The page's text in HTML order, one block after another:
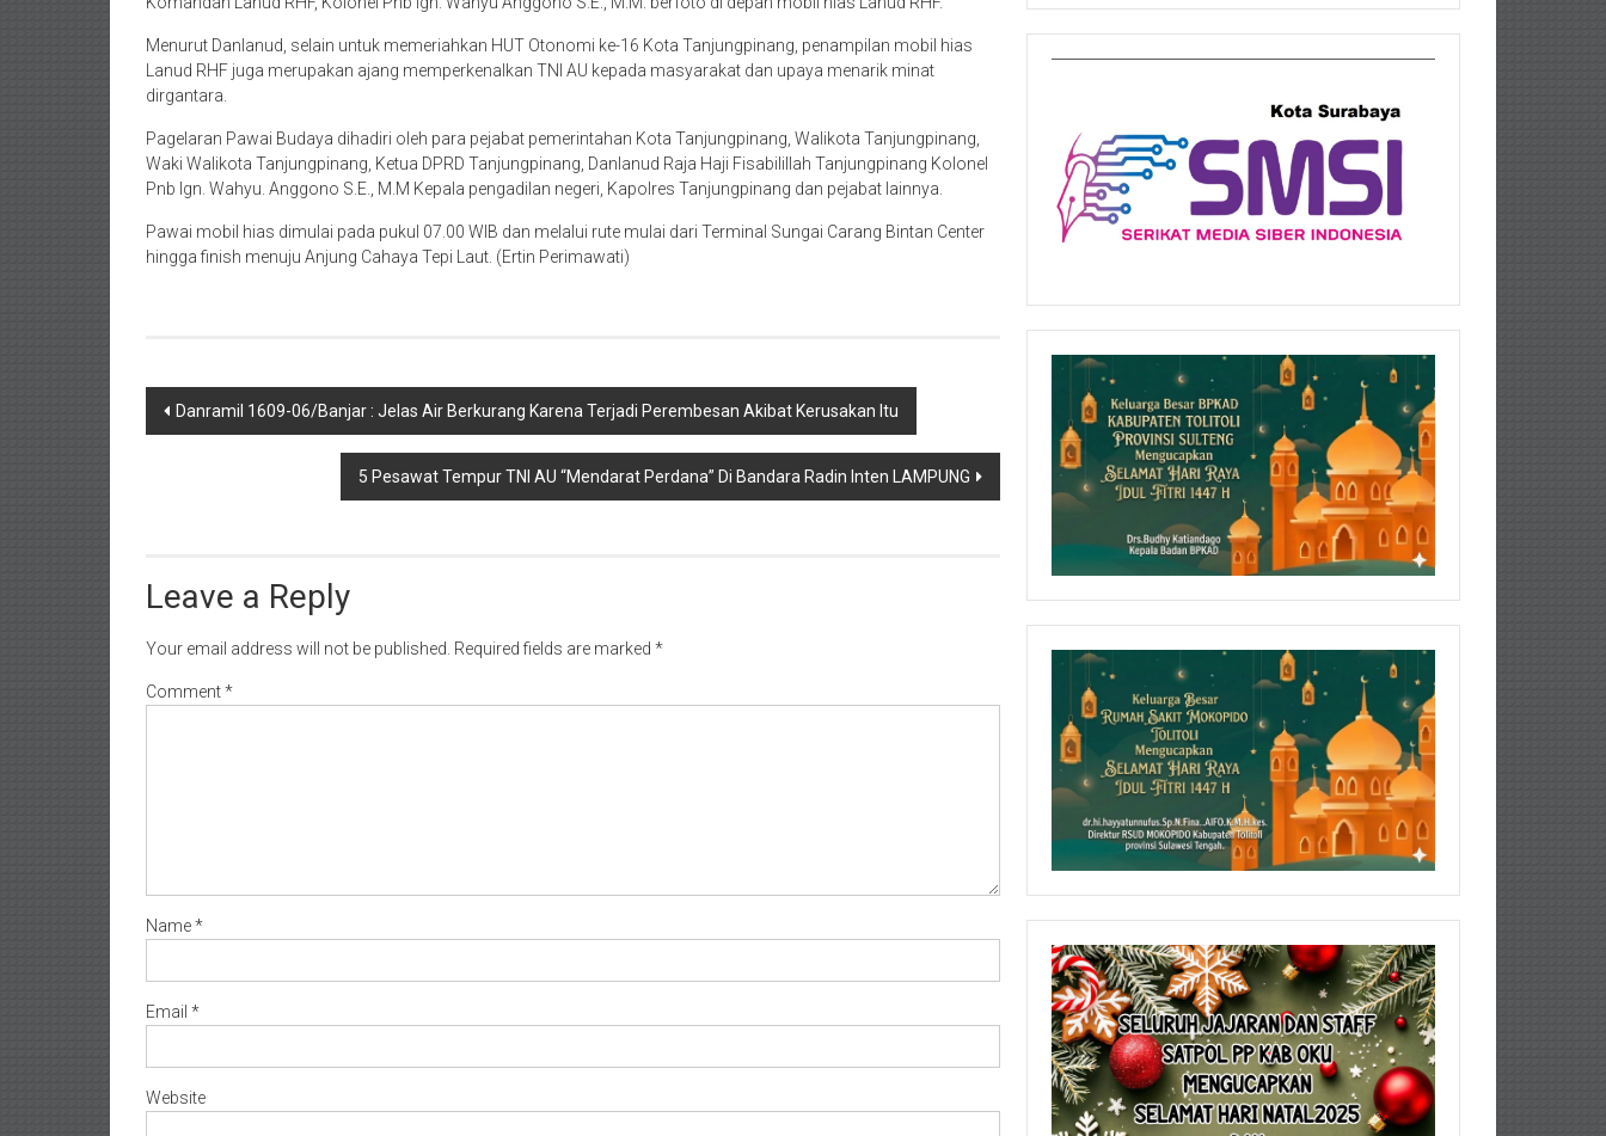
Menurut Danlanud, selain untuk memeriahkan HUT Otonomi ke-16 Kota Tanjungpinang, penampilan mobil hias
Lanud RHF juga merupakan ajang memperkenalkan TNI AU kepada masyarakat dan upaya menarik minat
dirgantara.
Pagelaran Pawai Budaya dihadiri oleh para pejabat pemerintahan Kota Tanjungpinang, Walikota Tanjungpinang,
Waki Walikota Tanjungpinang, Ketua DPRD Tanjungpinang, Danlanud Raja Haji Fisabilillah Tanjungpinang Kolonel
Pnb Ign. Wahyu. Anggono S.E., M.M Kepala pengadilan negeri, Kapolres Tanjungpinang dan pejabat lainnya.
Pawai mobil hias dimulai pada pukul 07.00 WIB dan melalui rute mulai dari Terminal Sungai Carang Bintan Center
hingga finish menuju Anjung Cahaya Tepi Laut. (Ertin Perimawati)
Post
Danramil 1609-06/Banjar : Jelas Air Berkurang Karena Terjadi Perembesan Akibat Kerusakan Itu
5 Pesawat Tempur TNI AU “Mendarat Perdana” Di Bandara Radin Inten LAMPUNG
Leave a Reply
Your email address will not be published. Required fields are marked *
Comment*
Name*
Email *
Website